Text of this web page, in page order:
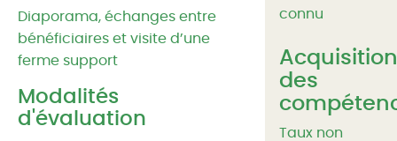
Diaporama, échanges entre
bénéficiaires et visite d’une
ferme support
Modalités
d'évaluation
connu
Acquisition
des
Taux non